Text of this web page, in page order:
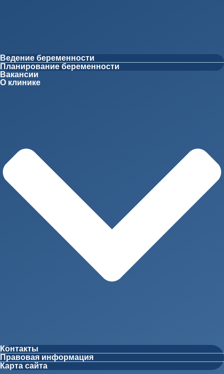
Ведение беременности
Планирование беременности
Вакансии
О клинике
Контакты
Правовая информация
Карта сайта